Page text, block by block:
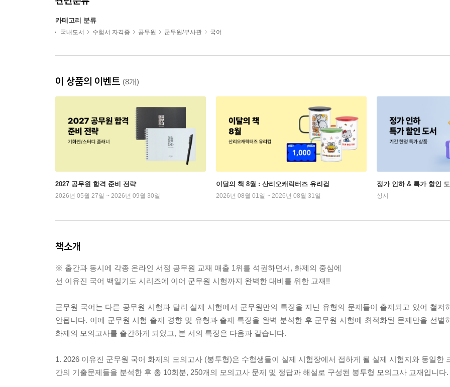
카테고리 분류
국내도서 수험서 자격증 공무원 군무원/부사관 국어
이 상품의 이벤트 (8개)
2027 공무원 합격 준비 전략
2026년 05월 27일 ~ 2026년 09월 30일
이달의 책 8월 : 산리오캐릭터즈 유리컵
2026년 08월 01일 ~ 2026년 08월 31일
정가 인하 & 특가 할인
상시
책소개
※ 출간과 동시에 각종 온라인 서점 공무원 교재 매출 1위를 석권하면서, 화제의 중심에
선 이유진 국어 백일기도 시리즈에 이어 군무원 시험까지 완벽한 대비를 위한 교재!!
군무원 국어는 다른 공무원 시험과 달리 실제 시험에서 군무원만의 특징을 지닌 유형의 문제들이 출제되고 있어 철저
안됩니다. 이에 군무원 시험 출제 경향 및 유형과 출제 특징을 완벽 분석한 후 군무원 시험에 최적화된 문제만을 선별
화제의 모의고사를 출간하게 되었고, 본 서의 특징은 다음과 같습니다.
1. 2026 이유진 군무원 국어 화제의 모의고사 (봉투형)은 수험생들이 실제 시험장에서 접하게 될 실제 시험지와 동일한
간의 기출문제들을 분석한 후 총 10회분, 250개의 모의고사 문제 및 정답과 해설로 구성된 봉투형 모의고사 교재입니다.